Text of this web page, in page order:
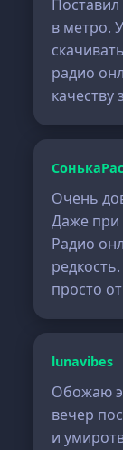
в метро.
радио
качеству
Очень
Даже при
Радио
просто
lunavibes
Обожаю
вечер
и